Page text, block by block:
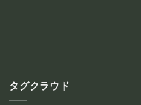
タグクラウド